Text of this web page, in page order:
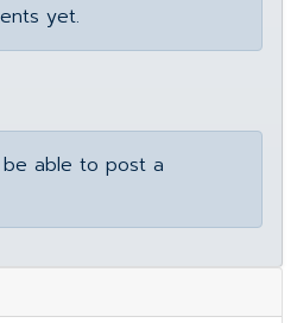
yet.
able to post a